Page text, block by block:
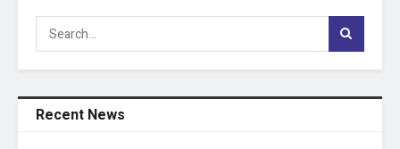
Recent News